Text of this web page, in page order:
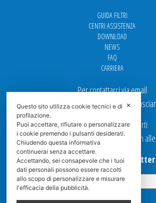
GUIDA FILTRI
CENTRI ASSISTENZA
DOWNLOAD
NEWS
FAQ
CARRIERA
Per contattarci via email
Ufficio Vendite:
I nostri uffici sono aperti
dal Lunedi al Venerdi dalle 9 a.m
Iscriviti alla Newsletter
Privacy
✕
Questo sito utilizza cookie tecnici e di
profilazione.
Puoi accettare, rifiutare o personalizzare
i cookie premendo i pulsanti desiderati.
Chiudendo questa informativa
continuerai senza accettare.
Accettando, sei consapevole che i tuoi
dati personali possono essere raccolti
allo scopo di personalizzare e misurare
l'efficacia della pubblicità.